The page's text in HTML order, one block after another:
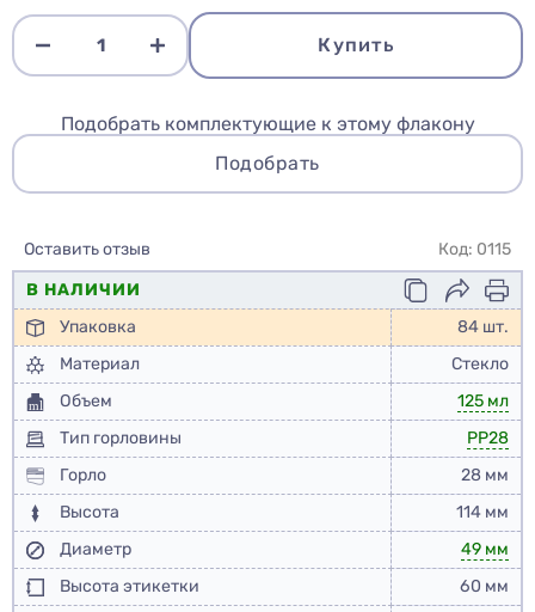
Купить
Подобрать комплектующие к этому флакону
Подобрать
Оставить отзыв
Код: 0115
В НАЛИЧИИ
Упаковка
84 шт.
Материал
Стекло
Объем
125 мл
Тип горловины
PP28
Горло
28 мм
Высота
114 мм
Диаметр
49 мм
Высота этикетки
60 мм